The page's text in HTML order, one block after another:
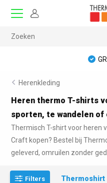
Herenkleding
Heren thermo T-shirts
sporten, te wandelen of
Thermisch T-shirt voor heren
Craft kopen? Bestel bij
geleverd, omruilen zonder
Filters Thermoshirt